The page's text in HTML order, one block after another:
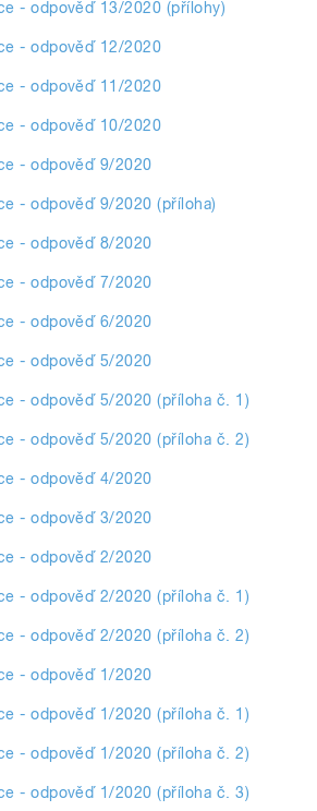
- odpověď 13/2020 (přílohy)
- odpověď 12/2020
- odpověď 11/2020
- odpověď 10/2020
- odpověď 9/2020
- odpověď 9/2020 (příloha)
- odpověď 8/2020
- odpověď 7/2020
- odpověď 6/2020
- odpověď 5/2020
- odpověď 5/2020 (příloha č. 1)
- odpověď 5/2020 (příloha č. 2)
- odpověď 4/2020
- odpověď 3/2020
- odpověď 2/2020
- odpověď 2/2020 (příloha č. 1)
- odpověď 2/2020 (příloha č. 2)
- odpověď 1/2020
- odpověď 1/2020 (příloha č. 1)
- odpověď 1/2020 (příloha č. 2)
- odpověď 1/2020 (příloha č. 3)